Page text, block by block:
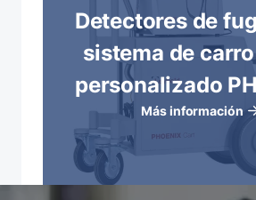
Detectores de
sistema de
personalizado
Más información